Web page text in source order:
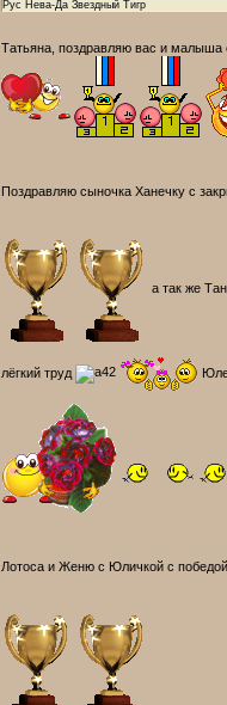
Рус Нева-Да Звездный Тигр
Татьяна, поздравляю вас и малыша
Поздравляю сыночка Ханечку с
а так же
лёгкий труд
Лотоса и Женю с Юличкой с